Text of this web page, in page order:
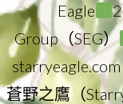
Eagle
Group（SEG）
蒼野之鷹（